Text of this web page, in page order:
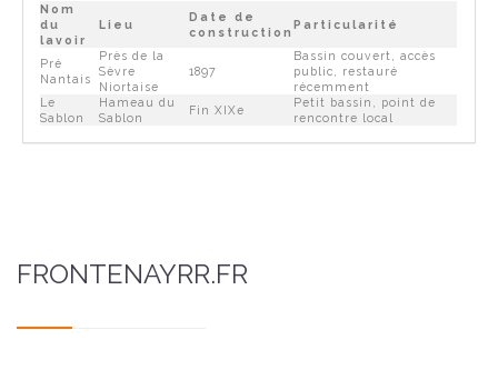
Nom
du
lavoir
Lieu
Date de
construction
Particularité
Pré
Nantais
Près de la
Sèvre
Niortaise
1897
Bassin couvert, accès
public, restauré
récemment
Le
Sablon
Hameau du
Sablon
Fin XIXe
Petit bassin, point de
rencontre local
FRONTENAYRR.FR